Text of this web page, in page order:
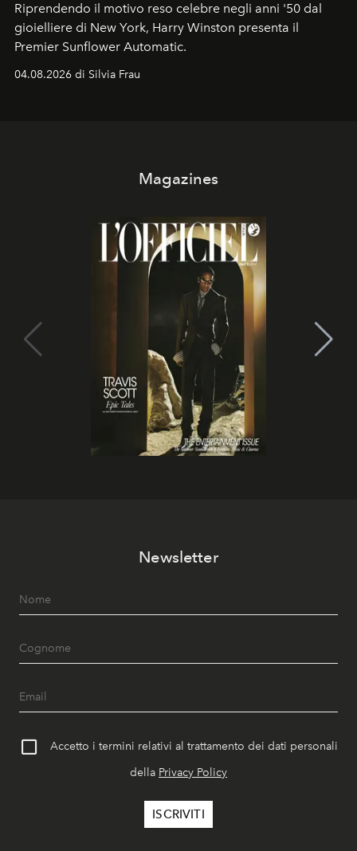
Riprendendo il motivo reso celebre negli anni '50 dal
gioielliere di New York, Harry Winston presenta il
Premier Sunflower Automatic.
04.08.2026 di Silvia Frau
Magazines
Newsletter
Accetto i termini relativi al trattamento dei dati personali
della Privacy Policy